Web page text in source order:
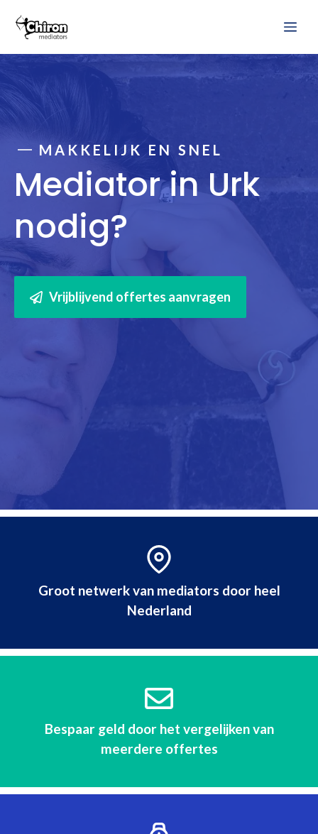
naar
MAKKELIJK EN SNEL
Mediator in Urk
nodig?
Vrijblijvend offertes aanvragen
Groot netwerk van mediators door heel
Nederland
Bespaar geld door het vergelijken van
meerdere offertes